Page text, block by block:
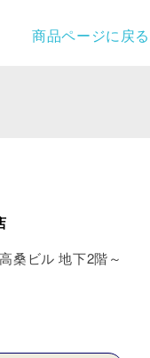
商品ページに戻る
桑ビル 地下2階～